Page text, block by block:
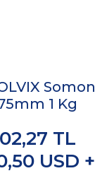
1 Kg
USD
TL